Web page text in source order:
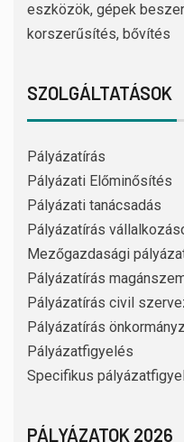
eszközök, gépek
korszerűsítés, bővítés
SZOLGÁLTATÁSOK
Pályázatírás
Pályázati Előminősítés
Pályázati tanácsadás
Pályázatírás
Mezőgazdasági
Pályázatírás
Pályázatírás civil
Pályázatírás
Pályázatfigyelés
Specifikus
PÁLYÁZATOK 2026